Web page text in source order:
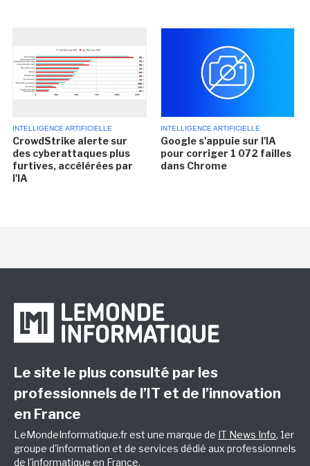
INTELLIGENCE ARTIFICIELLE
CrowdStrike alerte sur
des cyberattaques plus
furtives, accélérées par
l'IA
INTELLIGENCE ARTIFICIELLE
Google s'appuie sur l'IA
pour corriger 1 072 failles
dans Chrome
Le site le plus consulté par les
professionnels de l’IT et de l’innovation
en France
LeMondeInformatique.fr est une marque de IT News Info, 1er
groupe d'information et de services dédié aux professionnels
de l'informatique en France.